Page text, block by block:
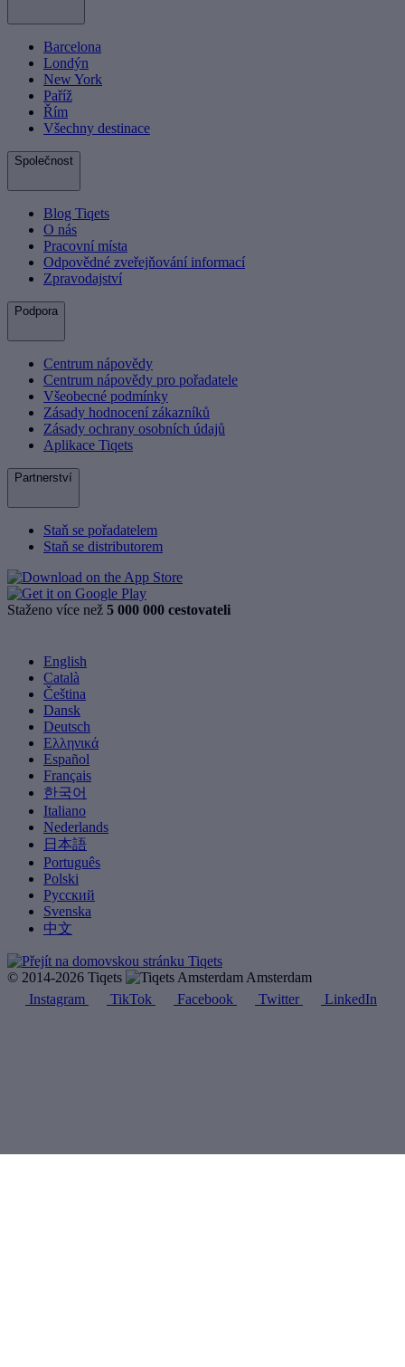
Barcelona
Londýn
New York
Paříž
Řím
Všechny destinace
Společnost
Blog Tiqets
O nás
Pracovní místa
Odpovědné zveřejňování informací
Zpravodajství
Podpora
Centrum nápovědy
Centrum nápovědy pro pořadatele
Všeobecné podmínky
Zásady hodnocení zákazníků
Zásady ochrany osobních údajů
Aplikace Tiqets
Partnerství
Staň se pořadatelem
Staň se distributorem
Staženo více než 5 000 000 cestovateli
English
Català
Čeština
Dansk
Deutsch
Ελληνικά
Español
Français
한국어
Italiano
Nederlands
日本語
Português
Polski
Русский
Svenska
中文
© 2014-2026 Tiqets
Amsterdam
Instagram
TikTok Facebook Twitter LinkedIn